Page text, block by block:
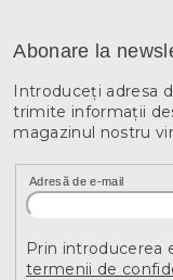
Abonare la
Introduceţi adresa
trimite informaţii
magazinul nostru
Adresă de e-mail
Prin introducerea
termenii de